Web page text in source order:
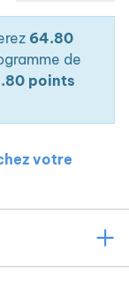
64.80
de
points
votre